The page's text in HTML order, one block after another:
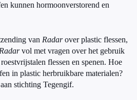
kunnen hormoonverstorend en
van Radarover plastic flessen,
Radarvol met vragen over het gebruik
flessen en spenen. Hoe
in plastic herbruikbare materialen?
stichting Tegengif.